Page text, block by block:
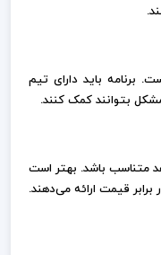
برنامه باید دارای تیم
بتوانند کمک کنند.
متناسب باشد. بهتر است
برابر قیمت ارائه می‌دهند.